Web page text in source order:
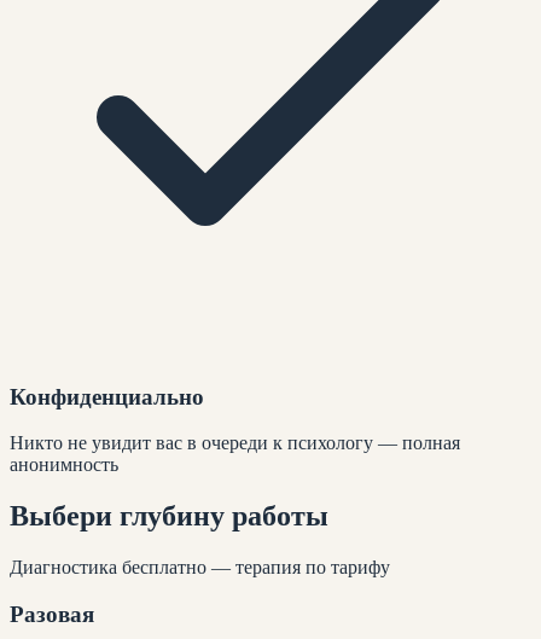
Конфиденциально
Никто не увидит вас в очереди к психологу — полная
анонимность
Выбери глубину работы
Диагностика бесплатно — терапия по тарифу
Разовая